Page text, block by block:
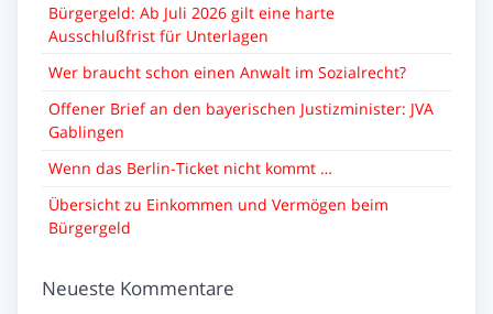
Bürgergeld: Ab Juli 2026 gilt eine harte
Ausschlußfrist für Unterlagen
Wer braucht schon einen Anwalt im Sozialrecht?
Offener Brief an den bayerischen Justizminister: JVA
Gablingen
Wenn das Berlin-Ticket nicht kommt …
Übersicht zu Einkommen und Vermögen beim
Bürgergeld
Neueste Kommentare